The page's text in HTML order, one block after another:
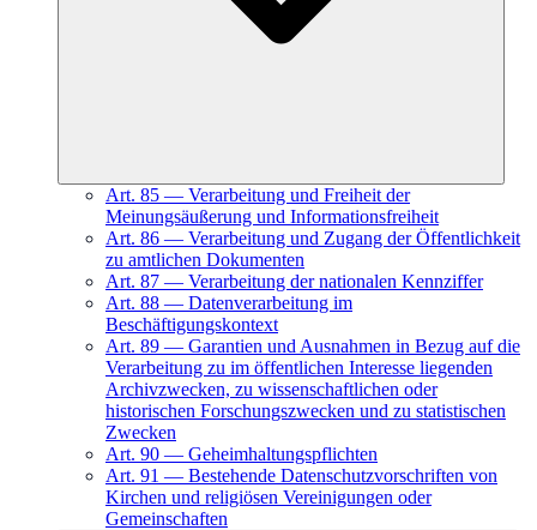
Art. 85 — Verarbeitung und Freiheit der
Meinungsäußerung und Informationsfreiheit
Art. 86 — Verarbeitung und Zugang der Öffentlichkeit
zu amtlichen Dokumenten
Art. 87 — Verarbeitung der nationalen Kennziffer
Art. 88 — Datenverarbeitung im
Beschäftigungskontext
Art. 89 — Garantien und Ausnahmen in Bezug auf die
Verarbeitung zu im öffentlichen Interesse liegenden
Archivzwecken, zu wissenschaftlichen oder
historischen Forschungszwecken und zu statistischen
Zwecken
Art. 90 — Geheimhaltungspflichten
Art. 91 — Bestehende Datenschutzvorschriften von
Kirchen und religiösen Vereinigungen oder
Gemeinschaften